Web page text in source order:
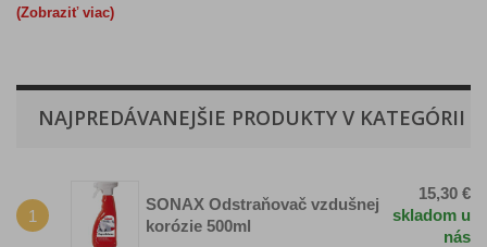
(Zobraziť viac)
NAJPREDÁVANEJŠIE PRODUKTY V KATEGÓRII
1
SONAX Odstraňovač vzdušnej
korózie 500ml
15,30 €
skladom u
nás